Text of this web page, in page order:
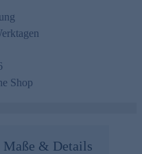
Shop
Maße & Details